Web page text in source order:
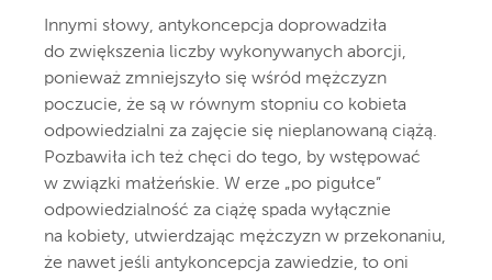
Innymi słowy, antykoncepcja doprowadziła
do zwiększenia liczby wykonywanych aborcji,
ponieważ zmniejszyło się wśród mężczyzn
poczucie, że są w równym stopniu co kobieta
odpowiedzialni za zajęcie się nieplanowaną ciążą.
Pozbawiła ich też chęci do tego, by wstępować
w związki małżeńskie. W erze „po pigułce”
odpowiedzialność za ciążę spada wyłącznie
na kobiety, utwierdzając mężczyzn w przekonaniu,
że nawet jeśli antykoncepcja zawiedzie, to oni